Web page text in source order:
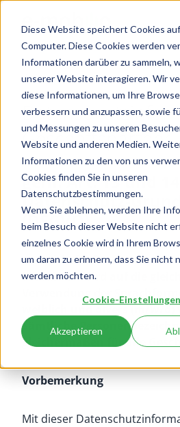
Diese Website speichert Cookies
Computer. Diese Cookies werden
Informationen darüber zu sammeln,
unserer Website interagieren. Wir
diese Informationen, um Ihre
verbessern und anzupassen, sowie
und Messungen zu unseren
Website und anderen Medien.
Informationen zu den von uns
Cookies finden Sie in unseren
Datenschutzbestimmungen.
Wenn Sie ablehnen, werden Ihre
beim Besuch dieser Website nicht
einzelnes Cookie wird in Ihrem
um daran zu erinnern, dass Sie nicht
werden möchten.
Cookie-Einstellungen
Akzeptieren
Geschäftspartner
gem. Art. 13 und 14
Datenschutz-
(DSGVO)
Ausschließlich aus Gründen
Lesbarkeit wird auf die
Verwendung der
weiblich und divers (m/w/d)
Sämtliche
gleichermaßen für alle
Vorbemerkung
Mit dieser